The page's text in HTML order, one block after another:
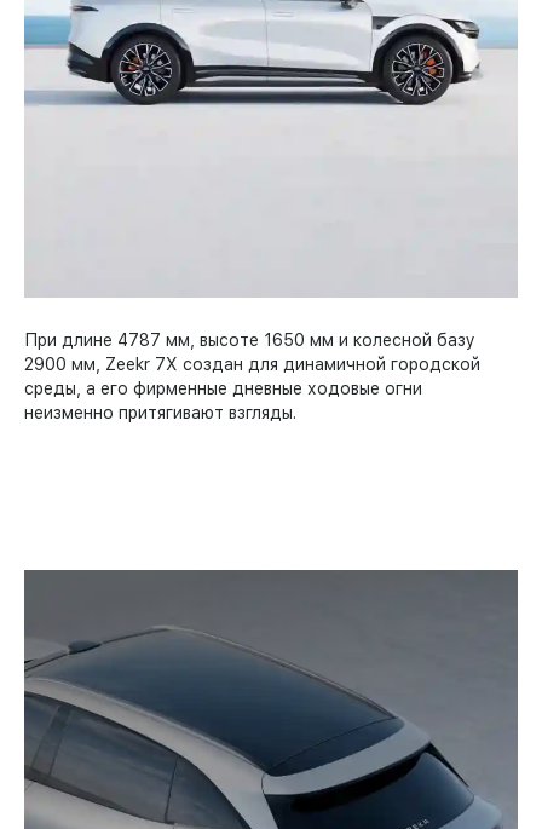
При длине 4787 мм, высоте 1650 мм и колесной базу
2900 мм, Zeekr 7X создан для динамичной городской
среды, а его фирменные дневные ходовые огни
неизменно притягивают взгляды.